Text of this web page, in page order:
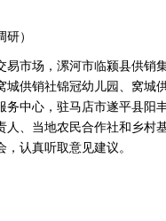
）
市场，漯河市临颍县供销
供销社锦冠幼儿园、窝城
中心，驻马店市遂平县阳
、当地农民合作社和乡村
认真听取意见建议。